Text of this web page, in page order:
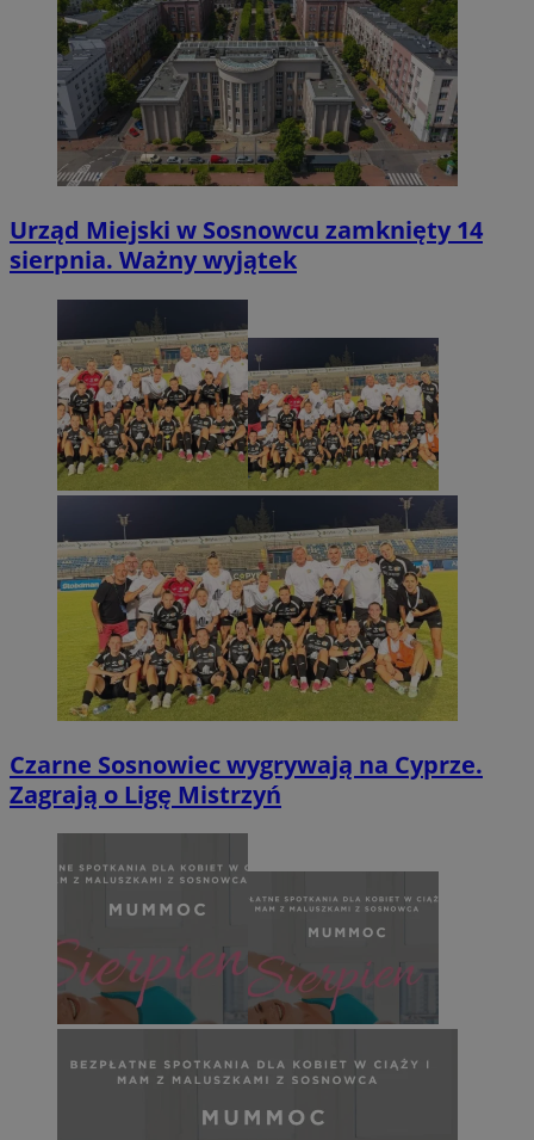
Urząd Miejski w Sosnowcu zamknięty 14
sierpnia. Ważny wyjątek
Czarne Sosnowiec wygrywają na Cyprze.
Zagrają o Ligę Mistrzyń